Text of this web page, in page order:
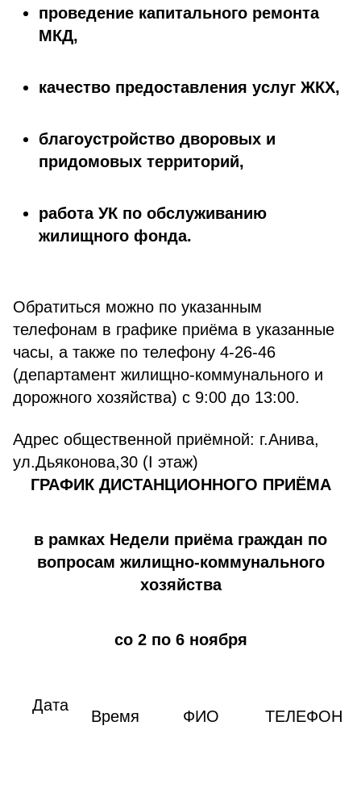
проведение капитального ремонта
МКД,
качество предоставления услуг ЖКХ,
благоустройство дворовых и
придомовых территорий,
работа УК по обслуживанию
жилищного фонда.
Обратиться можно по указанным
телефонам в графике приёма в указанные
часы, а также по телефону 4-26-46
(департамент жилищно-коммунального и
дорожного хозяйства) с 9:00 до 13:00.
Адрес общественной приёмной: г.Анива,
ул.Дьяконова,30 (I этаж)
ГРАФИК ДИСТАНЦИОННОГО ПРИЁМА
в рамках Недели приёма граждан по
вопросам жилищно-коммунального
хозяйства
со 2 по 6 ноября
Дата
Время ФИО ТЕЛЕФОН